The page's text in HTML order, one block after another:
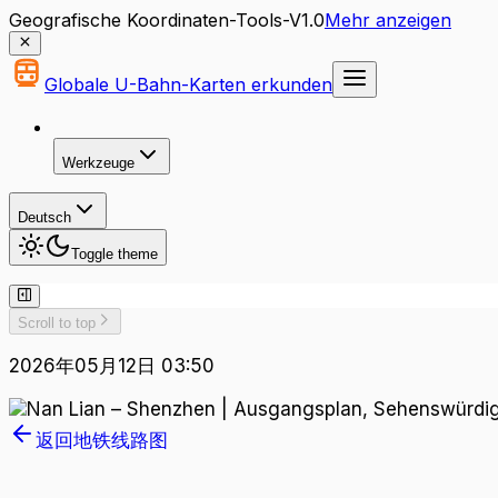
Geografische Koordinaten-Tools-V1.0Mehr anzeigen
Globale U-Bahn-Karten erkunden
Werkzeuge
Deutsch
Toggle theme
Scroll to top
2026年05月12日 03:50
返回地铁线路图